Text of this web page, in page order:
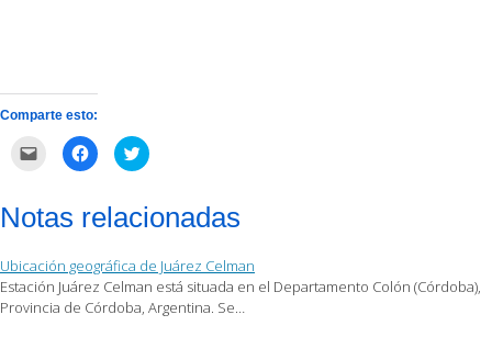
Comparte esto:
correo
electrónico
amigo
(Se
abre
en
Haz
clic
Facebook
(Se
una
ventana
nueva)
Haz
clic
en
Twitter
(Se
una
ventana
nueva)
Notas relacionadas
Ubicación geográfica de Juárez Celman
Estación Juárez Celman está situada en el Departamento Colón (Córdoba),
Provincia de Córdoba, Argentina. Se…